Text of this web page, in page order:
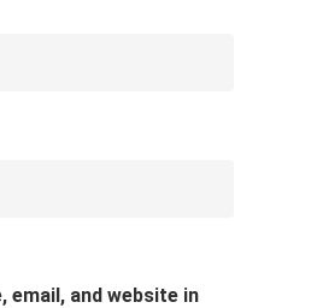
email, and website in